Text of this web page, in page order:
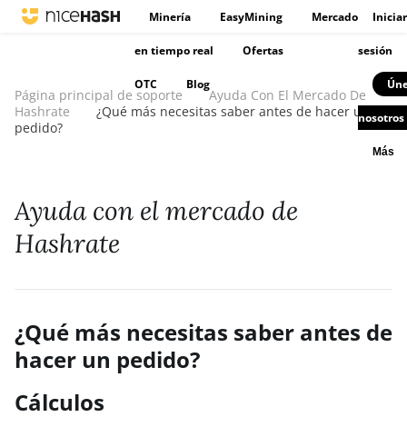
Minería EasyMining Mercado
en tiempo real Ofertas
OTC Blog
Iniciar
sesión
nosotros
Más
Página principal de soporte
Ayuda Con El Mercado De
Hashrate
¿Qué más necesitas saber antes de hacer un
pedido?
Ayuda con el mercado de
Hashrate
¿Qué más necesitas saber antes de
hacer un pedido?
Cálculos